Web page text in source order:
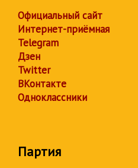
Официальный сайт
Интернет-приёмная
Telegram
Дзен
Twitter
ВКонтакте
Одноклассники
Партия